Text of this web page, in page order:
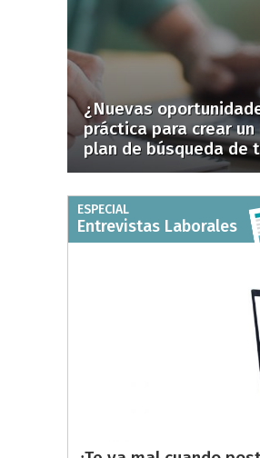
¿Nuevas
práctica para crear un
plan de búsqueda de
ESPECIAL
Entrevistas Laborales